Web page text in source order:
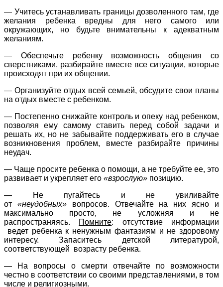
— Учитесь устанавливать границы дозволенного там, где
желания ребенка вредны для него самого или
окружающих, но будьте внимательны к адекватным
желаниям.
— Обеспечьте ребенку возможность общения со
сверстниками, разбирайте вместе все ситуации, которые
происходят при их общении.
— Организуйте отдых всей семьей, обсудите свои планы
на отдых вместе с ребенком.
— Постепенно снижайте контроль и опеку над ребенком,
позволяя ему самому ставить перед собой задачи и
решать их, но не забывайте поддерживать его в случае
возникновения проблем, вместе разбирайте причины
неудач.
— Чаще просите ребенка о помощи, а не требуйте ее, это
развивает и укрепляет его «взрослую» позицию.
— Не пугайтесь и не увиливайте
от «неудобных»вопросов. Отвечайте на них ясно и
максимально просто, не усложняя и не
распространяясь. Помните: отсутствие информации
ведет ребенка к ненужным фантазиям и не здоровому
интересу. Запаситесь детской литературой,
соответствующей возрасту ребенка.
— На вопросы о смерти отвечайте по возможности
честно в соответствии со своими представлениями, в том
числе и религиозными.